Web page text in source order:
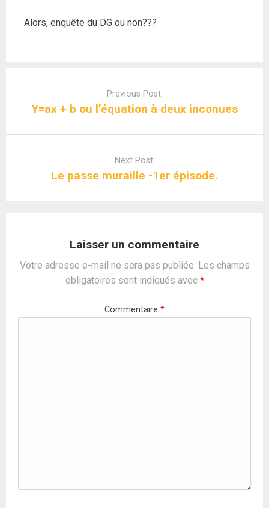
Alors, enquête du DG ou non???
Previous Post:
Y=ax + b ou l’équation à deux inconues
Next Post:
Le passe muraille -1er épisode.
Laisser un commentaire
Votre adresse e-mail ne sera pas publiée. Les champs
obligatoires sont indiqués avec *
Commentaire *